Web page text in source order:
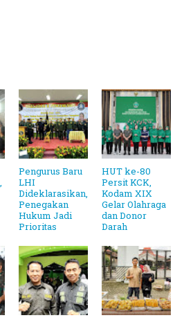
Pengurus Baru
LHI
Dideklarasikan,
Penegakan
Hukum Jadi
Prioritas
HUT ke-80
Persit KCK,
Kodam XIX
Gelar Olahraga
dan Donor
Darah